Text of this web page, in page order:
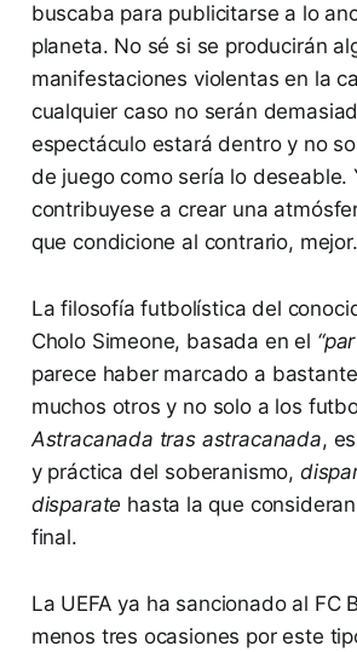
buscaba para publicitarse a lo
planeta. No sé si se producirán
manifestaciones violentas en la
cualquier caso no serán
espectáculo estará dentro y no
de juego como sería lo deseable.
contribuyese a crear una
que condicione al contrario, mejor.
La filosofía futbolística del
Cholo Simeone, basada en el
parece haber marcado a
muchos otros y no solo a los
Astracanada tras astracanada,
y práctica del soberanismo,
disparate hasta la que
final.
La UEFA ya ha sancionado al FC
menos tres ocasiones por este